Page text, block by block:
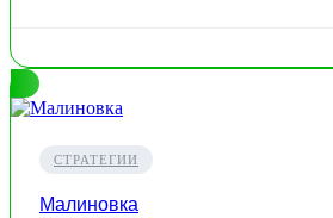
СТРАТЕГИИ
Малиновка